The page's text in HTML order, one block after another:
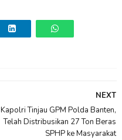
NEXT
Kapolri Tinjau GPM Polda Banten,
Telah Distribusikan 27 Ton Beras
SPHP ke Masyarakat